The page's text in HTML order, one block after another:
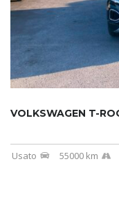
VOLKSWAGEN T-
Usato 55000 km